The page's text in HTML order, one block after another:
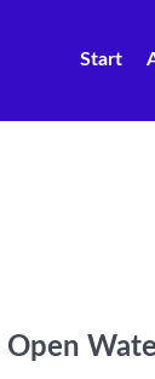
Start
Open